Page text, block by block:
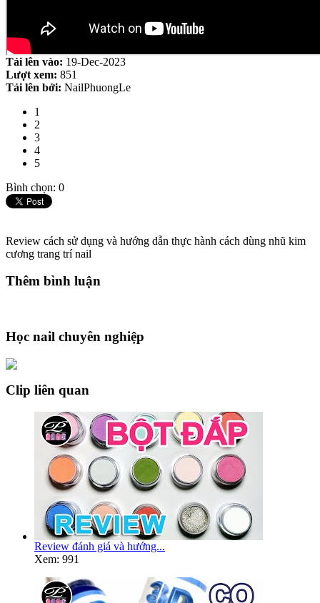
Tải lên vào: 19-Dec-2023
Lượt xem: 851
Tải lên bởi: NailPhuongLe
1
2
3
4
5
Bình chọn: 0
Review cách sử dụng và hướng dẫn thực hành cách dùng nhũ kim
cương trang trí nail
Thêm bình luận
Học nail chuyên nghiệp
Clip liên quan
Review đánh giá và hướng...
Xem: 991